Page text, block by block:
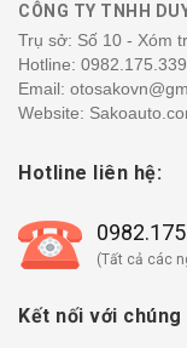
CÔNG TY TNHH
Trụ sở: Số 10 - Xóm
Hotline: 0982.175.339
Email:
Website:
Hotline liên hệ:
(Tất cả các
Kết nối với